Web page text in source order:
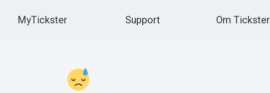
MyTickster Support Om Tickster